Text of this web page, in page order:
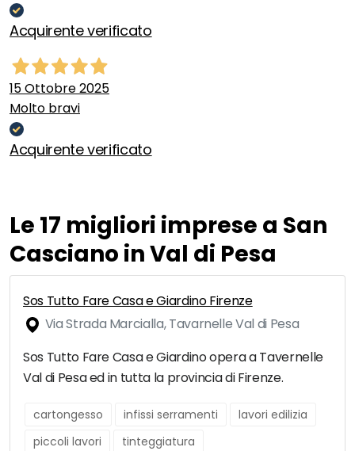
Acquirente verificato
15 Ottobre 2025
Molto bravi
Acquirente verificato
Le 17 migliori imprese a San
Casciano in Val di Pesa
Sos Tutto Fare Casa e Giardino Firenze
Via Strada Marcialla, Tavarnelle Val di Pesa
Sos Tutto Fare Casa e Giardino opera a Tavernelle
Val di Pesa ed in tutta la provincia di Firenze.
cartongesso infissi serramenti
lavori edilizia
piccoli lavori
tinteggiatura